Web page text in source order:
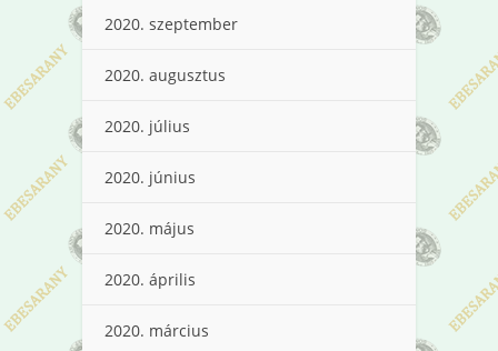
2020. szeptember
2020. augusztus
2020. július
2020. június
2020. május
2020. április
2020. március